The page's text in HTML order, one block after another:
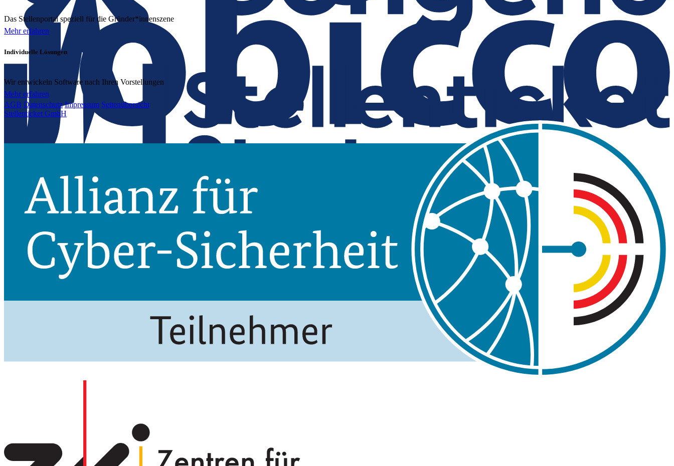
Das Stellenportal speziell für die Gründer*innenszene
Mehr erfahren
Individuelle Lösungen
Wir entwickeln Software nach Ihren Vorstellungen
Mehr erfahren
AGB Datenschutz Impressum Seitenübersicht
Stellenticket GmbH